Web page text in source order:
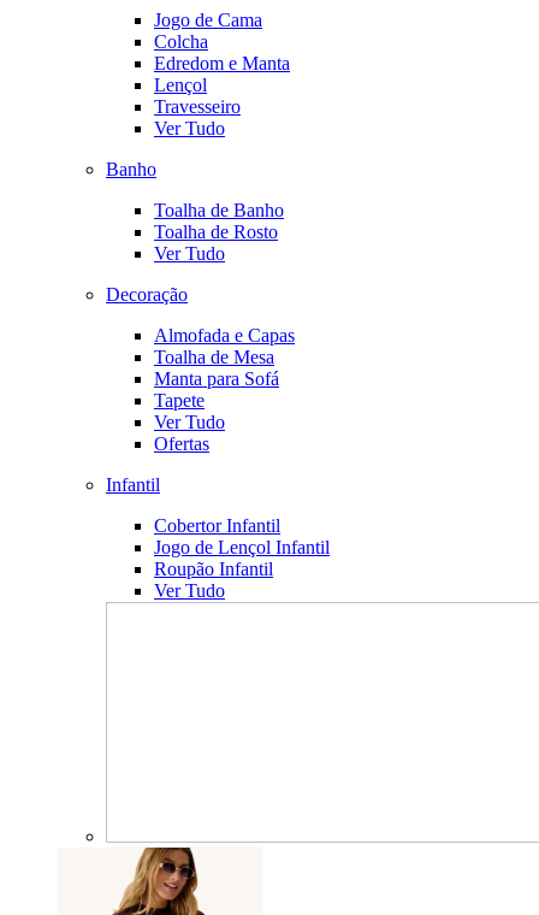
Jogo de Cama
Colcha
Edredom e Manta
Lençol
Travesseiro
Ver Tudo
Banho
Toalha de Banho
Toalha de Rosto
Ver Tudo
Decoração
Almofada e Capas
Toalha de Mesa
Manta para Sofá
Tapete
Ver Tudo
Ofertas
Infantil
Cobertor Infantil
Jogo de Lençol Infantil
Roupão Infantil
Ver Tudo